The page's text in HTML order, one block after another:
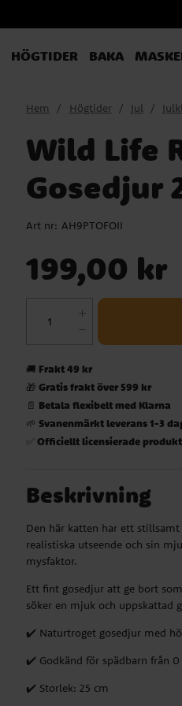
HÖGTIDER BAKA
Hem Högtider Jul
Wild Life
Gosedjur
Art nr: AH9PTOFOII
199,00 kr
🚚 Frakt 49 kr
🎁Gratis frakt över 599 kr
📄 Betala flexibelt med Klarna
🌱Svanenmärkt leverans 1-3
✅Officiellt licensierade
Beskrivning
Den här katten har ett
realistiska utseende och sin
mysfaktor.
Ett fint gosedjur att ge bort
söker en mjuk och uppskattad
✔️ Naturtroget gosedjur med
✔️ Godkänd för spädbarn från
✔️ Storlek: 25 cm